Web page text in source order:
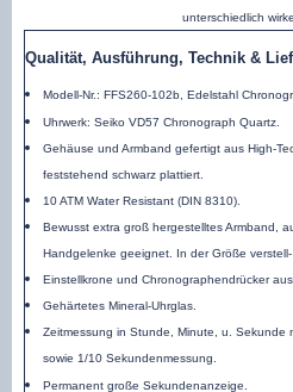
unterschiedlich
Qualität, Ausführung, Technik &
Modell-Nr.: FFS260-102b, Edelstahl
Uhrwerk: Seiko VD57 Chronograph Quartz.
Gehäuse und Armband gefertigt aus High-
feststehend schwarz plattiert.
10 ATM Water Resistant (DIN 8310).
Bewusst extra groß hergestelltes Armband,
Handgelenke geeignet. In der Größe verstell-
Einstellkrone und Chronographendrücker
Gehärtetes Mineral-Uhrglas.
Zeitmessung in Stunde, Minute, u. Sekunde
sowie 1/10 Sekundenmessung.
Permanent große Sekundenanzeige.